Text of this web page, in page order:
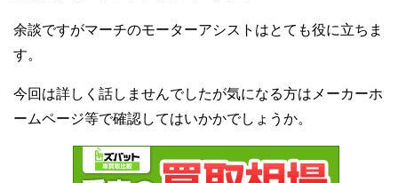
余談ですがマーチのモーターアシストはとても役に立ちま
す。
今回は詳しく話しませんでしたが気になる方はメーカーホ
ームページ等で確認してはいかかでしょうか。